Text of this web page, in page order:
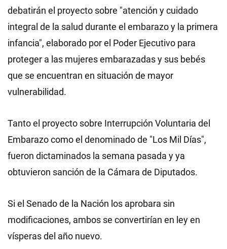
debatirán el proyecto sobre "atención y cuidado
integral de la salud durante el embarazo y la primera
infancia", elaborado por el Poder Ejecutivo para
proteger a las mujeres embarazadas y sus bebés
que se encuentran en situación de mayor
vulnerabilidad.
Tanto el proyecto sobre Interrupción Voluntaria del
Embarazo como el denominado de "Los Mil Días",
fueron dictaminados la semana pasada y ya
obtuvieron sanción de la Cámara de Diputados.
Si el Senado de la Nación los aprobara sin
modificaciones, ambos se convertirían en ley en
vísperas del año nuevo.